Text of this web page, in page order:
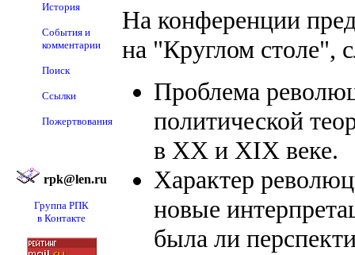
История
События и
комментарии
Поиск
Ссылки
Пожертвования
rpk@len.ru
Группа РПК
в Контакте
На конференции
на "Круглом столе",
Проблема
политической
в XX и XIX веке.
Характер
новые
была ли